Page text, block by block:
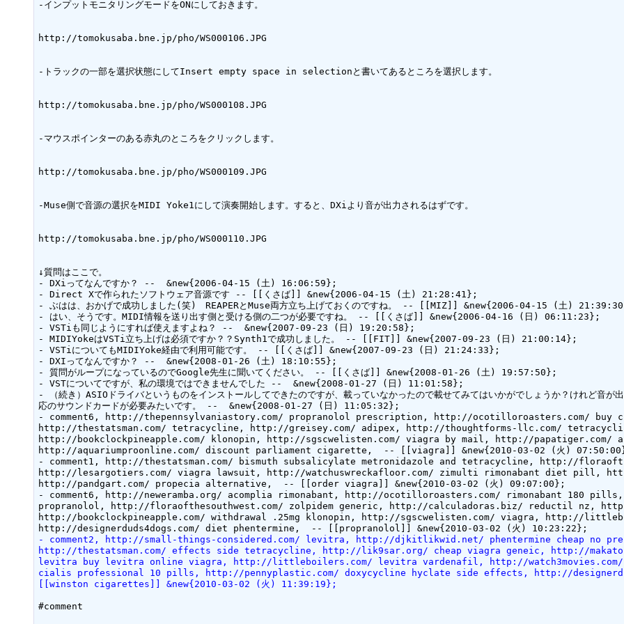
-インプットモニタリングモードをONにしておきます。
http://tomokusaba.bne.jp/pho/WS000106.JPG
-トラックの一部を選択状態にしてInsert empty space in selectionと書いてあるところを選択します。
http://tomokusaba.bne.jp/pho/WS000108.JPG
-マウスポインターのある赤丸のところをクリックします。
http://tomokusaba.bne.jp/pho/WS000109.JPG
-Muse側で音源の選択をMIDI Yoke1にして演奏開始します。すると、DXiより音が出力されるはずです。
http://tomokusaba.bne.jp/pho/WS000110.JPG
↓質問はここで。
- DXiってなんですか？ --  &new{2006-04-15 (土) 16:06:59};
- Direct Xで作られたソフトウェア音源です -- [[くさば]] &new{2006-04-15 (土) 21:28:41};
- ぶはは、おかげで成功しました(笑)　REAPERとMuse両方立ち上げておくのですね。 -- [[MIZ]] &new{2006-04-15 (土)
- はい、そうです。MIDI情報を送り出す側と受ける側の二つが必要ですね。 -- [[くさば]] &new{2006-04-16 (日) 06:11:23};
- VSTiも同じようにすれば使えますよね？ --  &new{2007-09-23 (日) 19:20:58};
- MIDIYokeはVSTi立ち上げは必須ですか？？Synth1で成功しました。 -- [[FIT]] &new{2007-09-23 (日) 21:00:14};
- VSTiについてもMIDIYoke経由で利用可能です。 -- [[くさば]] &new{2007-09-23 (日) 21:24:33};
- DXIってなんですか？ --  &new{2008-01-26 (土) 18:10:55};
- 質問がループになっているのでGoogle先生に聞いてください。 -- [[くさば]] &new{2008-01-26 (土) 19:57:50};
- VSTについてですが、私の環境ではできませんでした --  &new{2008-01-27 (日) 11:01:58};
- （続き）ASIOドライバというものをインストールしてできたのですが、載っていなかったので載せてみてはいかがでしょうか？けれど音が
応のサウンドカードが必要みたいです。 --  &new{2008-01-27 (日) 11:05:32};
- comment6, http://thepennsylvaniastory.com/ propranolol prescription, http://ocotilloroasters.com/ buy
http://thestatsman.com/ tetracycline, http://greisey.com/ adipex, http://thoughtforms-llc.com/
http://bookclockpineapple.com/ klonopin, http://sgscwelisten.com/ viagra by mail, http://papatiger.com/
http://aquariumproonline.com/ discount parliament cigarette,  -- [[viagra]] &new{2010-03-02 (火)
- comment1, http://thestatsman.com/ bismuth subsalicylate metronidazole and tetracycline, http://
http://lesargotiers.com/ viagra lawsuit, http://watchuswreckafloor.com/ zimulti rimonabant diet pill,
http://pandgart.com/ propecia alternative,  -- [[order viagra]] &new{2010-03-02 (火) 09:07:00};
- comment6, http://neweramba.org/ acomplia rimonabant, http://ocotilloroasters.com/ rimonabant 180
propranolol, http://floraofthesouthwest.com/ zolpidem generic, http://calculadoras.biz/ reductil nz, http://
http://bookclockpineapple.com/ withdrawal .25mg klonopin, http://sgscwelisten.com/ viagra, http://
- comment2, http://small-things-considered.com/ levitra, http://djkitlikwid.net/ phentermine cheap no
http://thestatsman.com/ effects side tetracycline, http://lik9sar.org/ cheap viagra geneic, http://
levitra buy levitra online viagra, http://littleboilers.com/ levitra vardenafil, http://watch3movies.com/
cialis professional 10 pills, http://pennyplastic.com/ doxycycline hyclate side effects, http://
[[winston cigarettes]] &new{2010-03-02 (火) 11:39:19};
#comment